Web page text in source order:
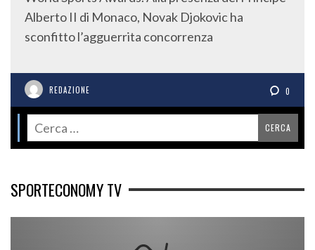
Alberto II di Monaco, Novak Djokovic ha
sconfitto l’agguerrita concorrenza
REDAZIONE 0
SPORTECONOMY TV